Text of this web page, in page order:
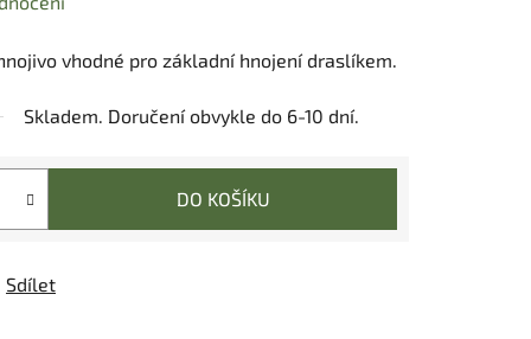
vhodné pro základní hnojení draslíkem.
Skladem. Doručení obvykle do 6-10 dní.
DO KOŠÍKU
Sdílet